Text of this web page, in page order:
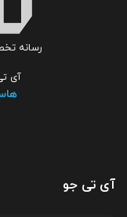
رسانه
آی
آی تی جو